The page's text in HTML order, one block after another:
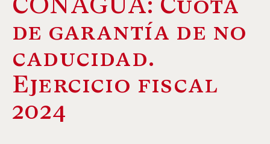
de garantía de no
caducidad.
Ejercicio fiscal
2024